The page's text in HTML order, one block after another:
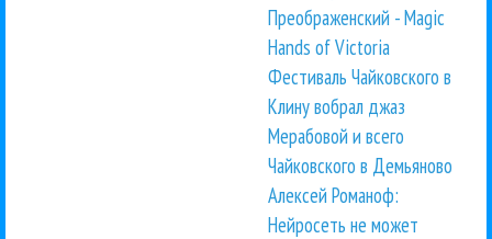
Преображенский - Magic
Hands of Victoria
Фестиваль Чайковского в
Клину вобрал джаз
Мерабовой и всего
Чайковского в Демьяново
Алексей Романоф:
Нейросеть не может